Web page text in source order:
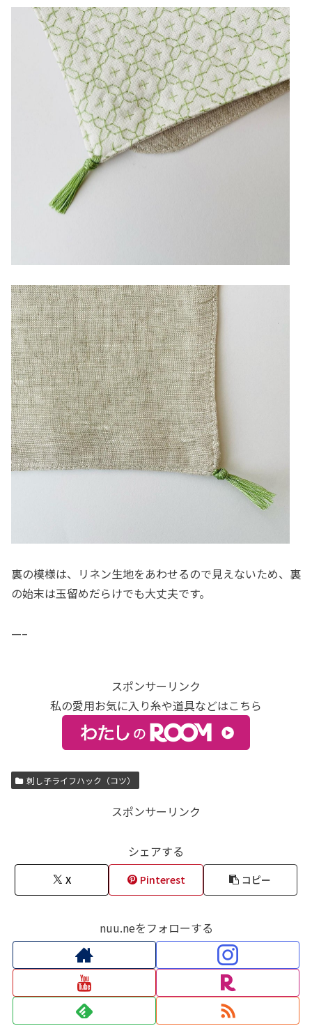
裏の模様は、リネン生地をあわせるので見えないため、裏
の始末は玉留めだらけでも大丈夫です。
—–
スポンサーリンク
私の愛用お気に入り糸や道具などはこちら
刺し子ライフハック（コツ）
スポンサーリンク
シェアする
X Pinterest コピー
nuu.neをフォローする